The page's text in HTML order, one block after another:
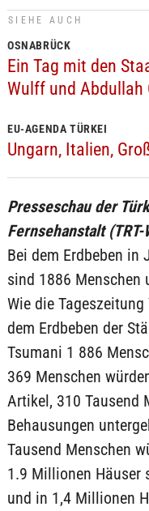
SIEHE AUCH
OSNABRÜCK
Ein Tag mit den
Wulff und Abdullah
EU-AGENDA TÜRKEI
Ungarn, Italien,
Presseschau der
Fernsehanstalt (TRT-
Bei dem Erdbeben in
sind 1886 Menschen
Wie die
dem Erdbeben der
Tsumani 1 886
369 Menschen
Artikel, 310 Tausend
Behausungen
Tausend Menschen
1.9 Millionen Häuser
und in 1,4 Millionen